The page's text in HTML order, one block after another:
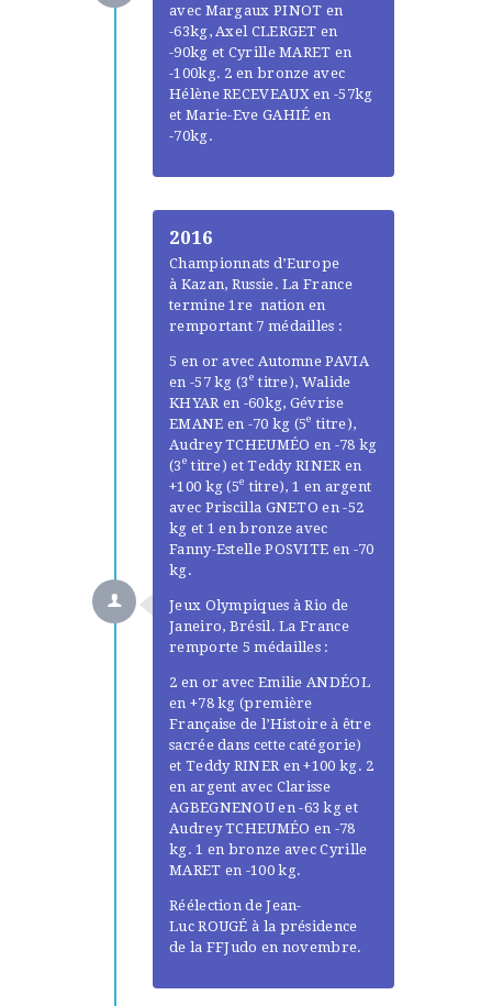
avec Margaux PINOT en
-63kg, Axel CLERGET en
-90kg et Cyrille MARET en
-100kg. 2 en bronze avec
Hélène RECEVEAUX en -57kg
et Marie-Eve GAHIÉ en
-70kg.
2016
Championnats d’Europe
à Kazan, Russie. La France
termine 1re nation en
remportant 7 médailles :
5 en or avec Automne PAVIA
en -57 kg (3e titre), Walide
KHYAR en -60kg, Gévrise
EMANE en -70 kg (5e titre),
Audrey TCHEUMÉO en -78 kg
(3e titre) et Teddy RINER en
+100 kg (5e titre), 1 en argent
avec Priscilla GNETO en -52
kg et 1 en bronze avec
Fanny-Estelle POSVITE en -70
kg.
Jeux Olympiques à Rio de
Janeiro, Brésil. La France
remporte 5 médailles :
2 en or avec Emilie ANDÉOL
en +78 kg (première
Française de l’Histoire à être
sacrée dans cette catégorie)
et Teddy RINER en +100 kg. 2
en argent avec Clarisse
AGBEGNENOU en -63 kg et
Audrey TCHEUMÉO en -78
kg. 1 en bronze avec Cyrille
MARET en -100 kg.
Réélection de Jean-
Luc ROUGÉ à la présidence
de la FFJudo en novembre.